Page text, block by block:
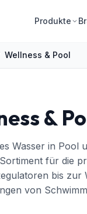
Produkte
Wellness & Pool
&
Wasser in Pool
für die
bis zur
von